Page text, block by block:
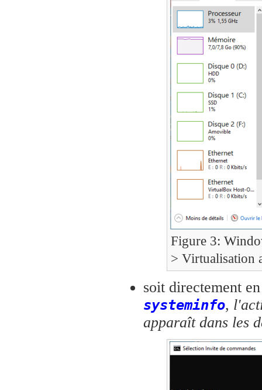
Figure 3:
> Virtualisation
soit directement
systeminfo,
apparaît dans les